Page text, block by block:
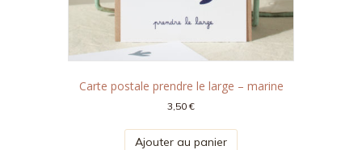
Carte postale prendre le large – marine
3,50€
Ajouter au panier